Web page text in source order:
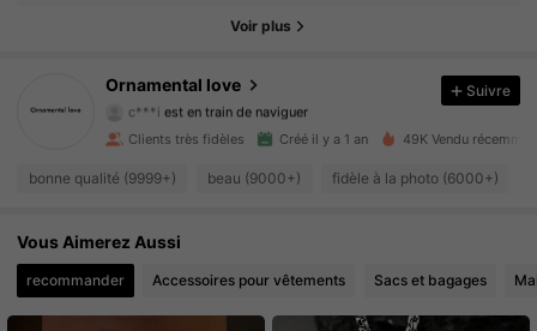
Voir plus
Ornamental love
4K Suiveurs
c***i est en train de naviguer
4.91
4.91 4K Suiveurs
4.91 4K Suiveurs
4.91
Suivre
Clients très fidèles Créé il y a 1 an 49K Vendu
bonne qualité (9999+) beau (9000+) fidèle à la photo (6000+)
Vous Aimerez Aussi
recommander Accessoires pour vêtements Sacs et bagages